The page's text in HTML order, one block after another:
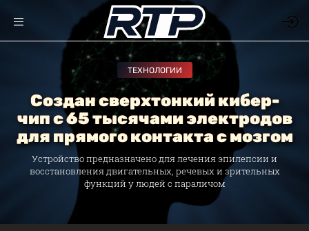
ТЕХНОЛОГИИ
Создан сверхтонкий кибер-
чип с 65 тысячами электродов
для прямого контакта с мозгом
Устройство предназначено для лечения эпилепсии и
восстановления двигательных, речевых и зрительных
функций у людей с параличом